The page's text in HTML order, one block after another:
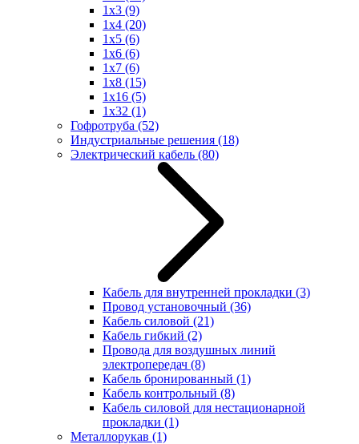
1x3 (9)
1x4 (20)
1x5 (6)
1x6 (6)
1x7 (6)
1x8 (15)
1x16 (5)
1x32 (1)
Гофротруба (52)
Индустриальные решения (18)
Электрический кабель (80)
Кабель для внутренней прокладки (3)
Провод установочный (36)
Кабель силовой (21)
Кабель гибкий (2)
Провода для воздушных линий
электропередач (8)
Кабель бронированный (1)
Кабель контрольный (8)
Кабель силовой для нестационарной
прокладки (1)
Металлорукав (1)